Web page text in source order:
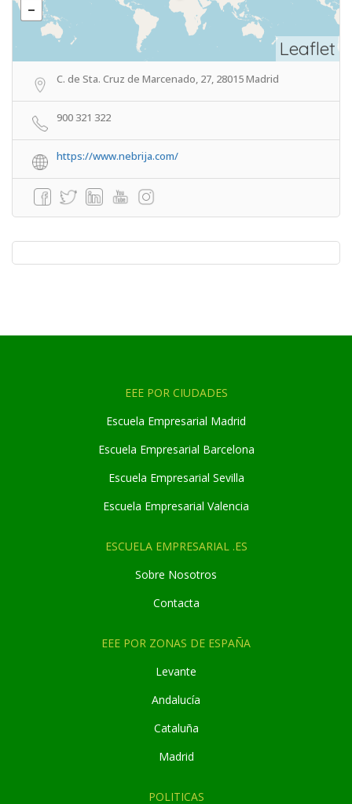
Leaflet
C. de Sta. Cruz de Marcenado, 27, 28015 Madrid
900 321 322
https://www.nebrija.com/
EEE POR CIUDADES
Escuela Empresarial Madrid
Escuela Empresarial Barcelona
Escuela Empresarial Sevilla
Escuela Empresarial Valencia
ESCUELA EMPRESARIAL .ES
Sobre Nosotros
Contacta
EEE POR ZONAS DE ESPAÑA
Levante
Andalucía
Cataluña
Madrid
POLITICAS